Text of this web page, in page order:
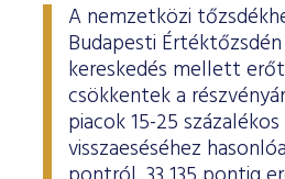
A nemzetközi
Budapesti
kereskedés mellett
csökkentek a
piacok 15-25
visszaeséséhez